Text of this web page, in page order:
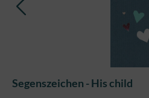
Segenszeichen - His child